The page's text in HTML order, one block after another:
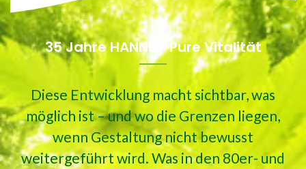
35 Jahre HANNES' Pure Vitalität
Diese Entwicklung macht sichtbar, was
möglich ist – und wo die Grenzen liegen,
wenn Gestaltung nicht bewusst
weitergeführt wird. Was in den 80er- und